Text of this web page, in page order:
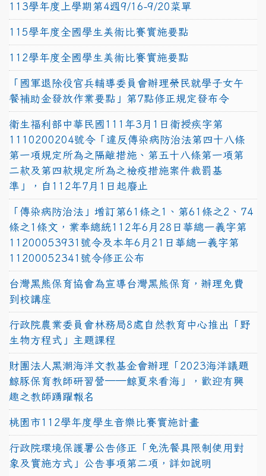
113學年度上學期第4週9/16-9/20菜單
115學年度全國學生美術比賽實施要點
112學年度全國學生美術比賽實施要點
「國軍退除役官兵輔導委員會辦理榮民就學子女午
餐補助金發放作業要點」第7點修正規定發布令
衛生福利部中華民國111年3月1日衛授疾字第
1110200204號令「違反傳染病防治法第四十八條
第一項規定所為之隔離措施、第五十八條第一項第
二款及第四款規定所為之檢疫措施案件裁罰基
準」，自112年7月1日起廢止
「傳染病防治法」增訂第61條之1、第61條之2、74
條之1條文，業奉總統112年6月28日華總一義字第
11200053931號令及本年6月21日華總一義字第
11200052341號令修正公布
台灣黑熊保育協會為宣導台灣黑熊保育，辦理免費
到校講座
行政院農業委員會林務局8處自然教育中心推出「野
生物方程式」主題課程
財團法人黑潮海洋文教基金會辦理「2023海洋議題
鯨豚保育教師研習營──鯨夏來看海」，歡迎有興
趣之教師踴躍報名
桃園市112學年度學生音樂比賽實施計畫
行政院環境保護署公告修正「免洗餐具限制使用對
象及實施方式」公告事項第二項，詳如說明